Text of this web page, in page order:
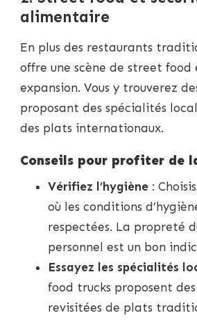
alimentaire
En plus des restaurants
offre une scène de street food
expansion. Vous y trouverez
proposant des spécialités
des plats internationaux.
Conseils pour profiter de
Vérifiez l’hygiène :
où les conditions
respectées. La propreté
personnel est un bon
Essayez les spécialités
food trucks proposent des
revisitées de plats